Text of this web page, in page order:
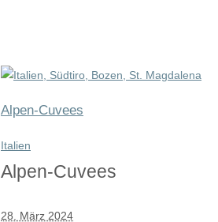
Alpen-Cuvees
Italien
Alpen-Cuvees
28. März 2024